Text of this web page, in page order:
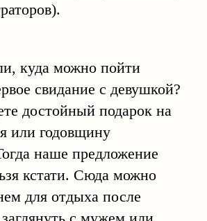
куда можно пойти
свидание с девушкой?
достойный подарок на
или годовщину
наше предложение
кстати. Сюда можно
для отдыха после